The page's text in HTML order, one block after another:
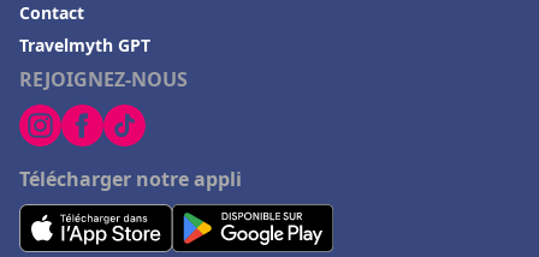
REJOIGNEZ-NOUS
Télécharger notre appli
Contact
Travelmyth GPT